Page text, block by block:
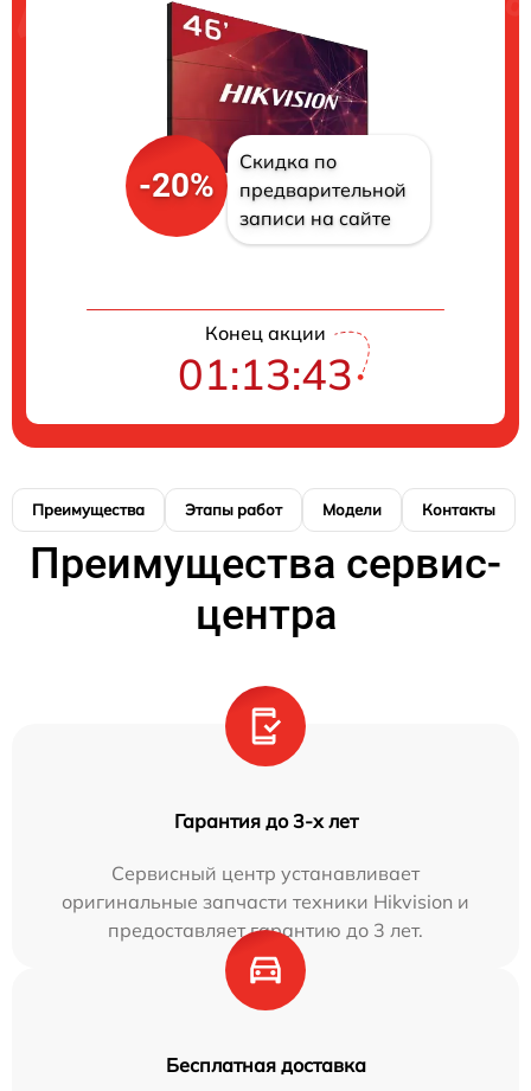
-20%
Скидка по
предварительной
записи на сайте
Конец акции
01:13:42
Преимущества Этапы работ Модели Контакты
Преимущества сервис-
центра
Гарантия до 3-х лет
Сервисный центр устанавливает
оригинальные запчасти техники Hikvision и
предоставляет гарантию до 3 лет.
Бесплатная доставка